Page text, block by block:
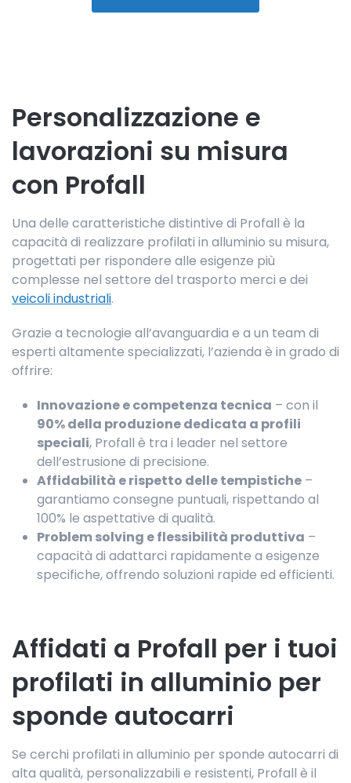
Personalizzazione e
lavorazioni su misura
con Profall
Una delle caratteristiche distintive di Profall è la
capacità di realizzare profilati in alluminio su misura,
progettati per rispondere alle esigenze più
complesse nel settore del trasporto merci e dei
veicoli industriali.
Grazie a tecnologie all’avanguardia e a un team di
esperti altamente specializzati, l’azienda è in grado di
offrire:
Innovazione e competenza tecnica – con il
90% della produzione dedicata a profili
speciali, Profall è tra i leader nel settore
dell’estrusione di precisione.
Affidabilità e rispetto delle tempistiche –
garantiamo consegne puntuali, rispettando al
100% le aspettative di qualità.
Problem solving e flessibilità produttiva –
capacità di adattarci rapidamente a esigenze
specifiche, offrendo soluzioni rapide ed efficienti.
Affidati a Profall per i tuoi
profilati in alluminio per
sponde autocarri
Se cerchi profilati in alluminio per sponde autocarri di
alta qualità, personalizzabili e resistenti, Profall è il